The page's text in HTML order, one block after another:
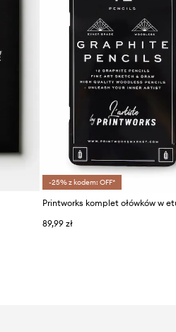
-25% z kodem: OFF*
89,99 zł